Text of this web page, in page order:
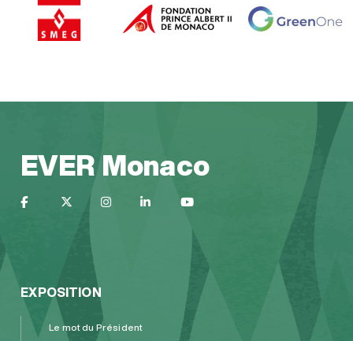
EVER Monaco
EXPOSITION
Le mot du Président